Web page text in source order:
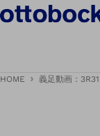
HOME 義足動画：